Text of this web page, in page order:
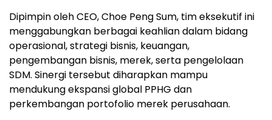
Dipimpin oleh CEO, Choe Peng Sum, tim eksekutif ini
menggabungkan berbagai keahlian dalam bidang
operasional, strategi bisnis, keuangan,
pengembangan bisnis, merek, serta pengelolaan
SDM. Sinergi tersebut diharapkan mampu
mendukung ekspansi global PPHG dan
perkembangan portofolio merek perusahaan.